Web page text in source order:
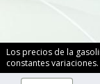
Los precios de la
constantes